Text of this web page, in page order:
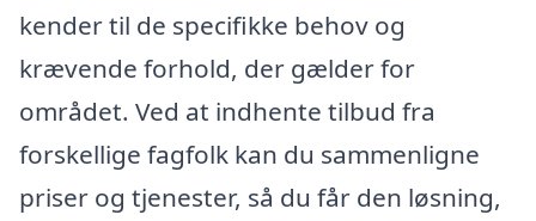
kender til de specifikke behov og
krævende forhold, der gælder for
området. Ved at indhente tilbud fra
forskellige fagfolk kan du sammenligne
priser og tjenester, så du får den løsning,